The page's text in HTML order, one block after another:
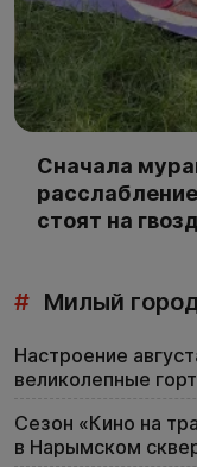
Сначала
стоят на
# Милый
Настроение
великолепные
Сезон «Кино на
в Нарымском